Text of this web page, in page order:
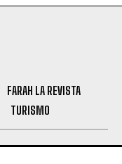
FARAH LA REVISTA
TURISMO